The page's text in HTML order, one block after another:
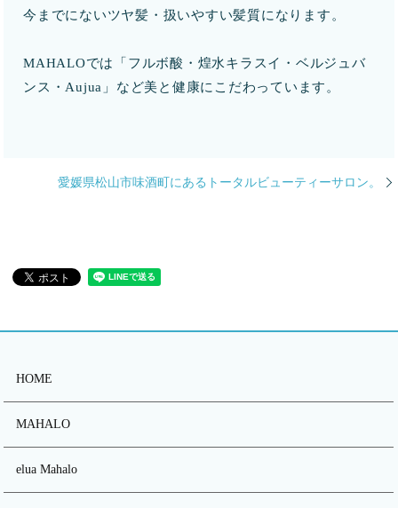
今までにないツヤ髪・扱いやすい髪質になります。
MAHALOでは「フルボ酸・煌水キラスイ・ベルジュバ
ンス・Aujua」など美と健康にこだわっています。
愛媛県松山市味酒町にあるトータルビューティーサロン。
HOME
MAHALO
elua Mahalo